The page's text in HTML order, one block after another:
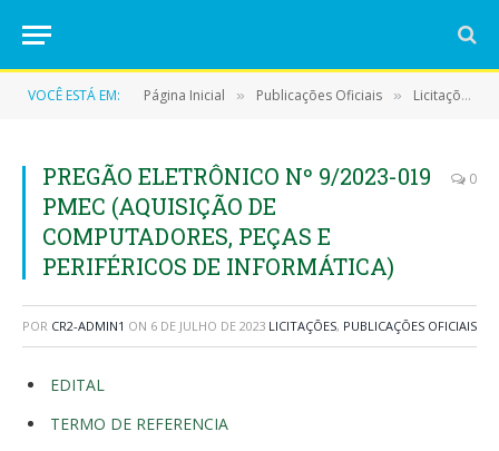
VOCÊ ESTÁ EM: Página Inicial » Publicações Oficiais » Licitações
PREGÃO ELETRÔNICO Nº 9/2023-019
PMEC (AQUISIÇÃO DE
COMPUTADORES, PEÇAS E
PERIFÉRICOS DE INFORMÁTICA)
0
POR CR2-ADMIN1 ON 6 DE JULHO DE 2023 LICITAÇÕES, PUBLICAÇÕES OFICIAIS
EDITAL
TERMO DE REFERENCIA